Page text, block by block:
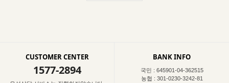
CUSTOMER CENTER
1577-2894
BANK INFO
국민 : 645901-04-362515
농협 : 301-0230-3242-81